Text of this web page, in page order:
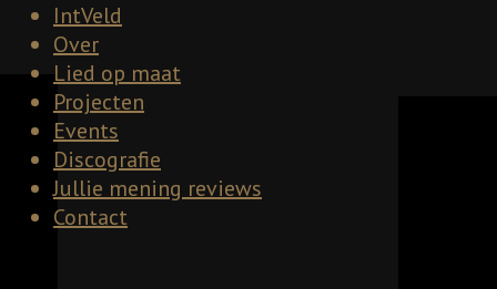
IntVeld
Over
Lied op maat
Projecten
Events
Discografie
Jullie mening reviews
Contact